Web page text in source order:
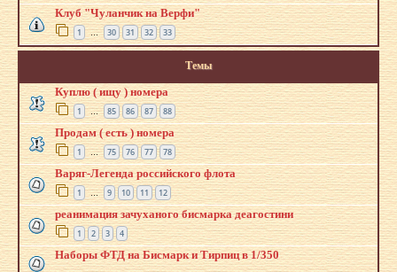
Клуб "Чуланчик на Верфи"
1 … 30 31 32 33
Темы
Куплю ( ищу ) номера
1 … 85 86 87 88
Продам ( есть ) номера
1 … 75 76 77 78
Варяг-Легенда российского флота
1 … 9 10 11 12
реанимация зачуханого бисмарка деагостини
1 2 3 4
Наборы ФТД на Бисмарк и Тирпиц в 1/350